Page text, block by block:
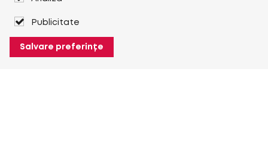
Publicitate
Salvare preferințe